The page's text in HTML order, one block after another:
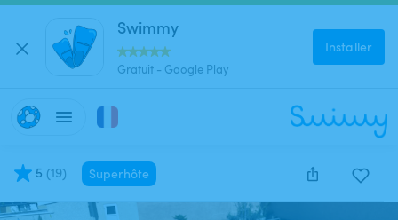
Swimmy
Gratuit - Google Play
Installer
5 (19) Superhôte